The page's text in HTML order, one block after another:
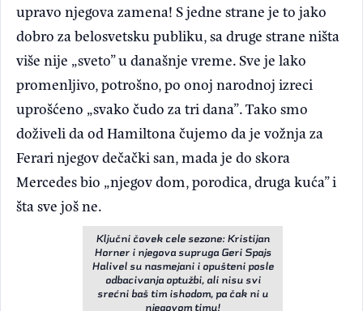
upravo njegova zamena! S jedne strane je to jako
dobro za belosvetsku publiku, sa druge strane ništa
više nije „sveto” u današnje vreme. Sve je lako
promenljivo, potrošno, po onoj narodnoj izreci
uprošćeno „svako čudo za tri dana”. Tako smo
doživeli da od Hamiltona čujemo da je vožnja za
Ferari njegov dečački san, mada je do skora
Mercedes bio „njegov dom, porodica, druga kuća” i
šta sve još ne.
Ključni čovek cele sezone: Kristijan
Horner i njegova supruga Geri Spajs
Halivel su nasmejani i opušteni posle
odbacivanja optužbi, ali nisu svi
srećni baš tim ishodom, pa čak ni u
njegovom timu!